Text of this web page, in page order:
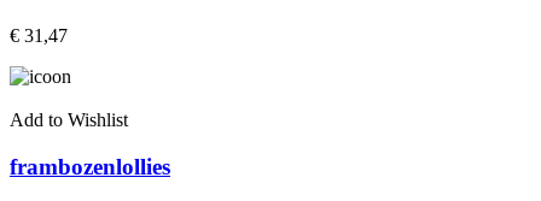
€ 31,47
Add to Wishlist
frambozenlollies